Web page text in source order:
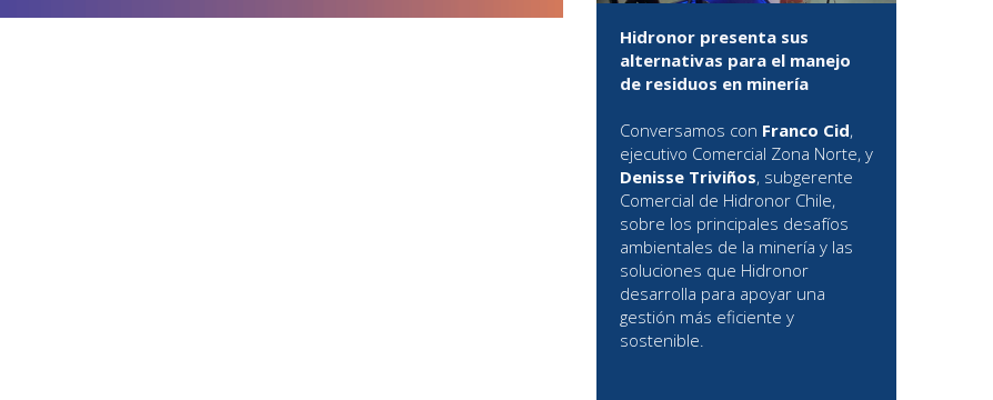
Hidronor presenta sus
alternativas para el manejo
de residuos en minería
Conversamos con Franco Cid,
ejecutivo Comercial Zona Norte, y
Denisse Triviños, subgerente
Comercial de Hidronor Chile,
sobre los principales desafíos
ambientales de la minería y las
soluciones que Hidronor
desarrolla para apoyar una
gestión más eficiente y
sostenible.